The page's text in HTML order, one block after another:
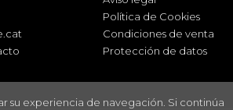
Política de Cookies
Condiciones de venta
Protección de datos
su experiencia de navegación. Si continúa